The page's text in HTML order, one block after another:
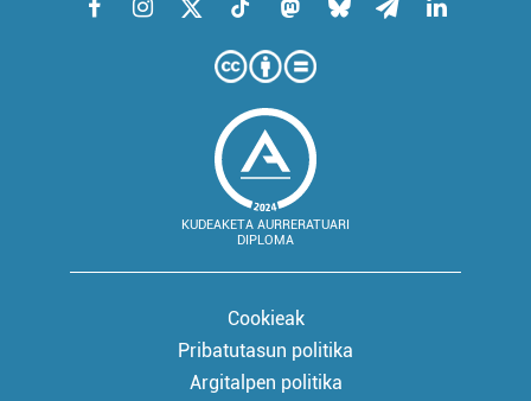
KUDEAKETA AURRERATUARI
DIPLOMA
Cookieak
Pribatutasun politika
Argitalpen politika